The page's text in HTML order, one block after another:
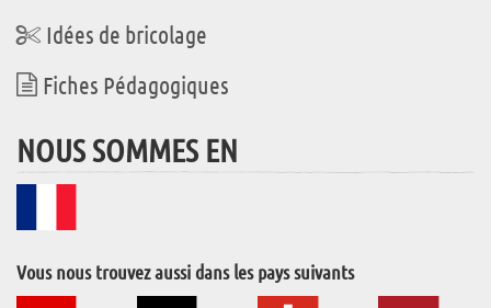
Idées de bricolage
Fiches Pédagogiques
NOUS SOMMES EN
Vous nous trouvez aussi dans les pays suivants